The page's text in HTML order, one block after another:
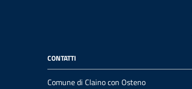
CONTATTI
Comune di Claino con Osteno